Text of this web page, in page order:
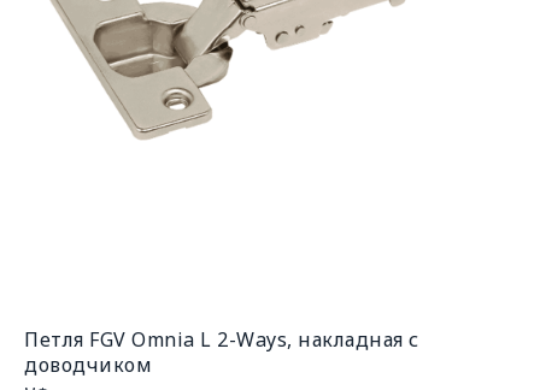
Петля FGV Omnia L 2-Ways, накладная с
доводчиком